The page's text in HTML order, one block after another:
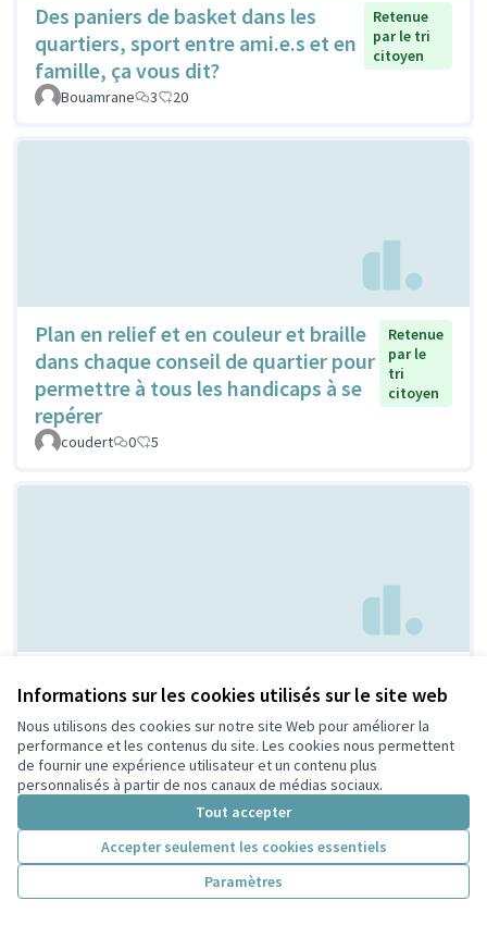
Informations sur les cookies utilisés sur le site web
Nous utilisons des cookies sur notre site Web pour améliorer la
performance et les contenus du site. Les cookies nous permettent
de fournir une expérience utilisateur et un contenu plus
personnalisés à partir de nos canaux de médias sociaux.
Tout accepter
Accepter seulement les cookies essentiels
Paramètres
Des paniers de basket dans les
quartiers, sport entre ami.e.s et en
famille, ça vous dit?
Retenue
par le tri
citoyen
Bouamrane 3 20
Plan en relief et en couleur et braille
dans chaque conseil de quartier pour
permettre à tous les handicaps à se
repérer
Retenue
par le
tri
citoyen
coudert 0 5
Villeurbanne
citoyen
Febpecker
9 9